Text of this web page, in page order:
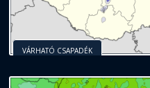
VÁRHATÓ CSAPADÉK